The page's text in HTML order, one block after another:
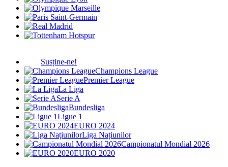
Susține-ne!
Champions League
Premier League
La Liga
Serie A
Bundesliga
Ligue 1
EURO 2024
Liga Națiunilor
Campionatul Mondial 2026
EURO 2020